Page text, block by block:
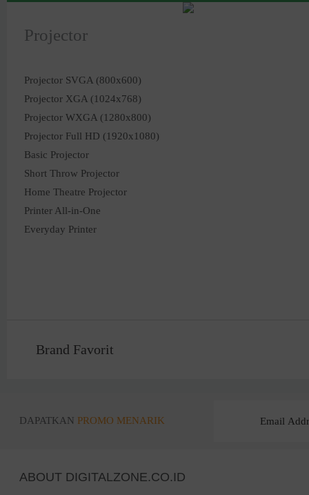
Projector
Projector SVGA (800x600)
Projector XGA (1024x768)
Projector WXGA (1280x800)
Projector Full HD (1920x1080)
Basic Projector
Short Throw Projector
Home Theatre Projector
Printer All-in-One
Everyday Printer
Brand Favorit
DAPATKAN PROMO MENARIK
ABOUT DIGITALZONE.CO.ID